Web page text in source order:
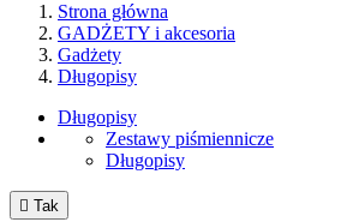
Strona główna
GADŻETY i akcesoria
Gadżety
Długopisy
Długopisy
Zestawy piśmiennicze
Długopisy
 Tak